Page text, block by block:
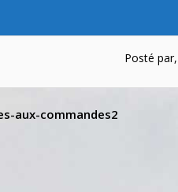
Posté
aux-commandes2